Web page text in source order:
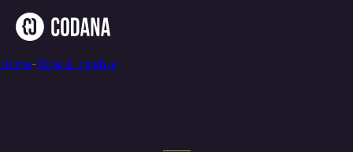
Home-Blog & insights
-
PHP Benelux 2020 was de max!